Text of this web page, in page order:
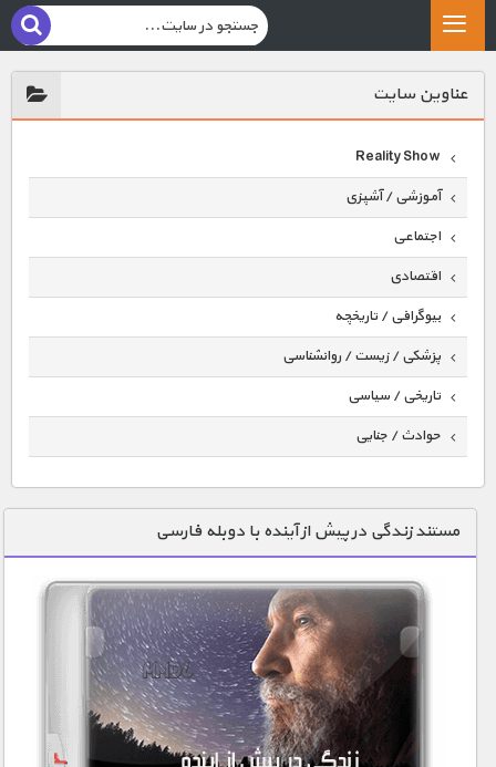
عناوين سايت
Reality Show
آموزشی / آشپزی
اجتماعی
اقتصادی
بیوگرافی / تاریخچه
پزشکی / زیست / روانشناسی
تاریخی / سیاسی
حوادث / جنایی
دنیای خوراکی ها
زمین شناسی / محیط زیست
سازه/ معماری/ مهندسی
سرگرمی
شناخت کودکان
علم و فناوری
مستند زندگی در پیش از آینده با دوبله فارسی